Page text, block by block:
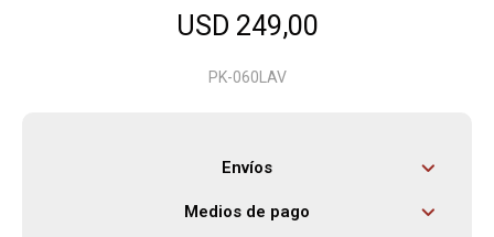
USD 249,00
PK-060LAV
Envíos
Medios de pago